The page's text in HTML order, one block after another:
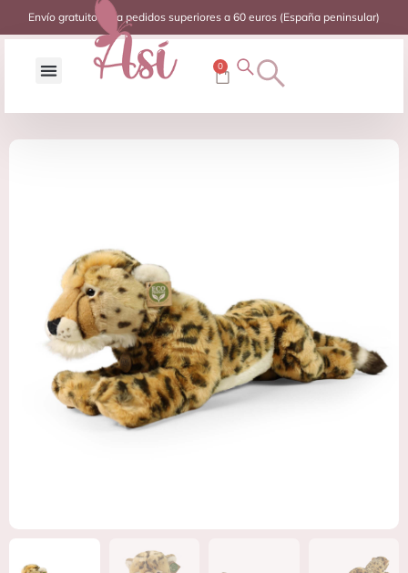
Envío gratuito para pedidos superiores a 60 euros (España peninsular)
0